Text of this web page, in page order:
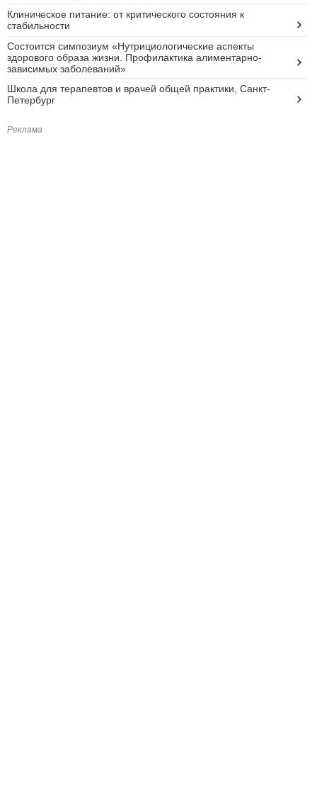
Клиническое питание: от критического состояния к
стабильности
Состоится симпозиум «Нутрициологические аспекты
здорового образа жизни. Профилактика алиментарно-
зависимых заболеваний»
Школа для терапевтов и врачей общей практики, Санкт-
Петербург
Реклама